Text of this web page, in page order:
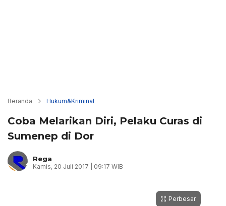
Beranda Hukum&Kriminal
Coba Melarikan Diri, Pelaku Curas di
Sumenep di Dor
Rega
Kamis, 20 Juli 2017 | 09:17 WIB
Perbesar